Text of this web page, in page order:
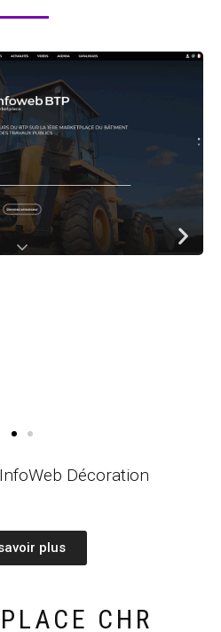
Décoration
plus
CHR